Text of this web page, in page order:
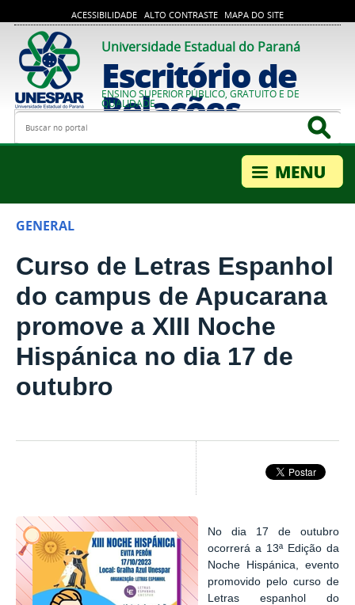
ACESSIBILIDADE ALTO CONTRASTE MAPA DO SITE
Universidade Estadual do Paraná
Escritório de
Relações
Internacionais
ENSINO SUPERIOR PÚBLICO, GRATUITO E DE
QUALIDADE
Busca
GENERAL
Curso de Letras Espanhol
do campus de Apucarana
promove a XIII Noche
Hispánica no dia 17 de
outubro
No dia 17 de outubro
ocorrerá a 13ª Edição da
Noche Hispánica, evento
promovido pelo curso de
Letras espanhol do